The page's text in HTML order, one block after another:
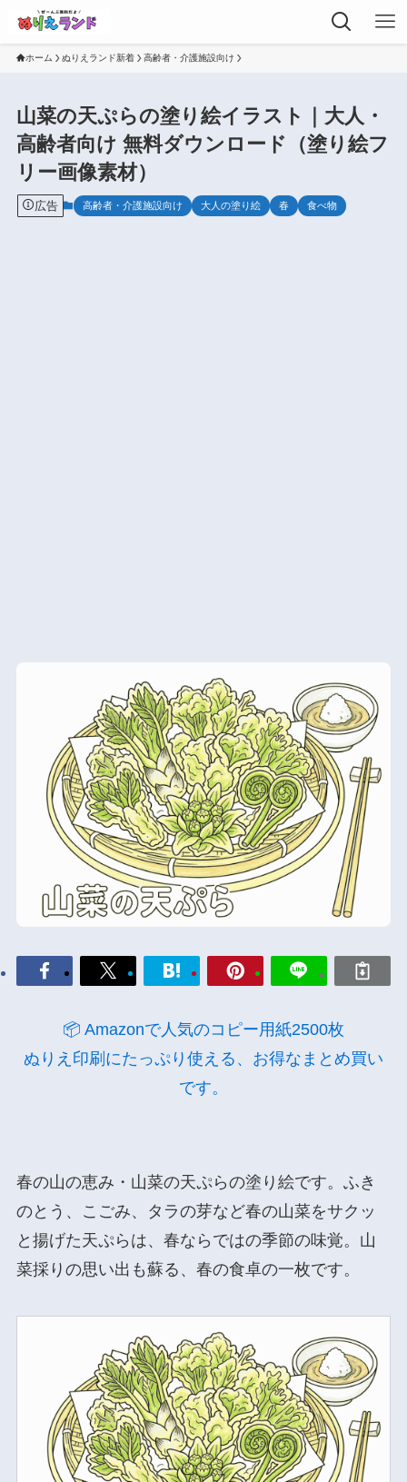
ホーム ぬりえランド新着 高齢者・介護施設向け
山菜の天ぷらの塗り絵イラスト｜大人・
高齢者向け 無料ダウンロード（塗り絵フ
リー画像素材）
広告 高齢者・介護施設向け 大人の塗り絵 春 食べ物
📦 Amazonで人気のコピー用紙2500枚
ぬりえ印刷にたっぷり使える、お得なまとめ買い
です。
春の山の恵み・山菜の天ぷらの塗り絵です。ふき
のとう、こごみ、タラの芽など春の山菜をサクッ
と揚げた天ぷらは、春ならではの季節の味覚。山
菜採りの思い出も蘇る、春の食卓の一枚です。